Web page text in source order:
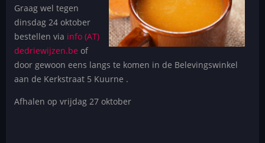
Drie
Graag wel tegen
dinsdag 24 oktober
bestellen via info (AT)
dedriewijzen.be of
door gewoon eens langs te komen in de Belevingswinkel
aan de Kerkstraat 5 Kuurne .
Afhalen op vrijdag 27 oktober